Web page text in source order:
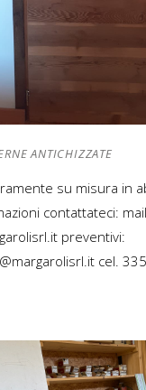
ANTICHIZZATE
su misura in
contattateci:
preventivi:
cel.